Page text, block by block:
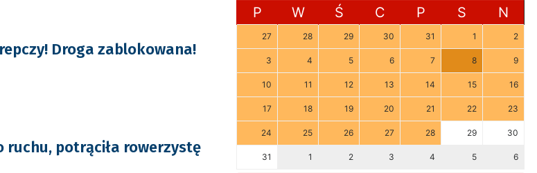
Droga zablokowana!
ruchu, potrąciła rowerzystę
P W Ś C P S N
27 28 29 30 31 1 2
3 4 5 6 7 8 9
10 11 12 13 14 15 16
17 18 19 20 21 22 23
24 25 26 27 28 29 30
31 1 2 3 4 5 6